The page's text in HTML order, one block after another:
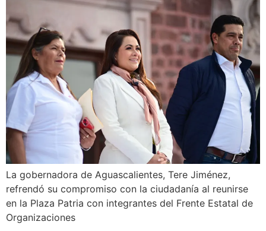
La gobernadora de Aguascalientes, Tere Jiménez,
refrendó su compromiso con la ciudadanía al reunirse
en la Plaza Patria con integrantes del Frente Estatal de
Organizaciones